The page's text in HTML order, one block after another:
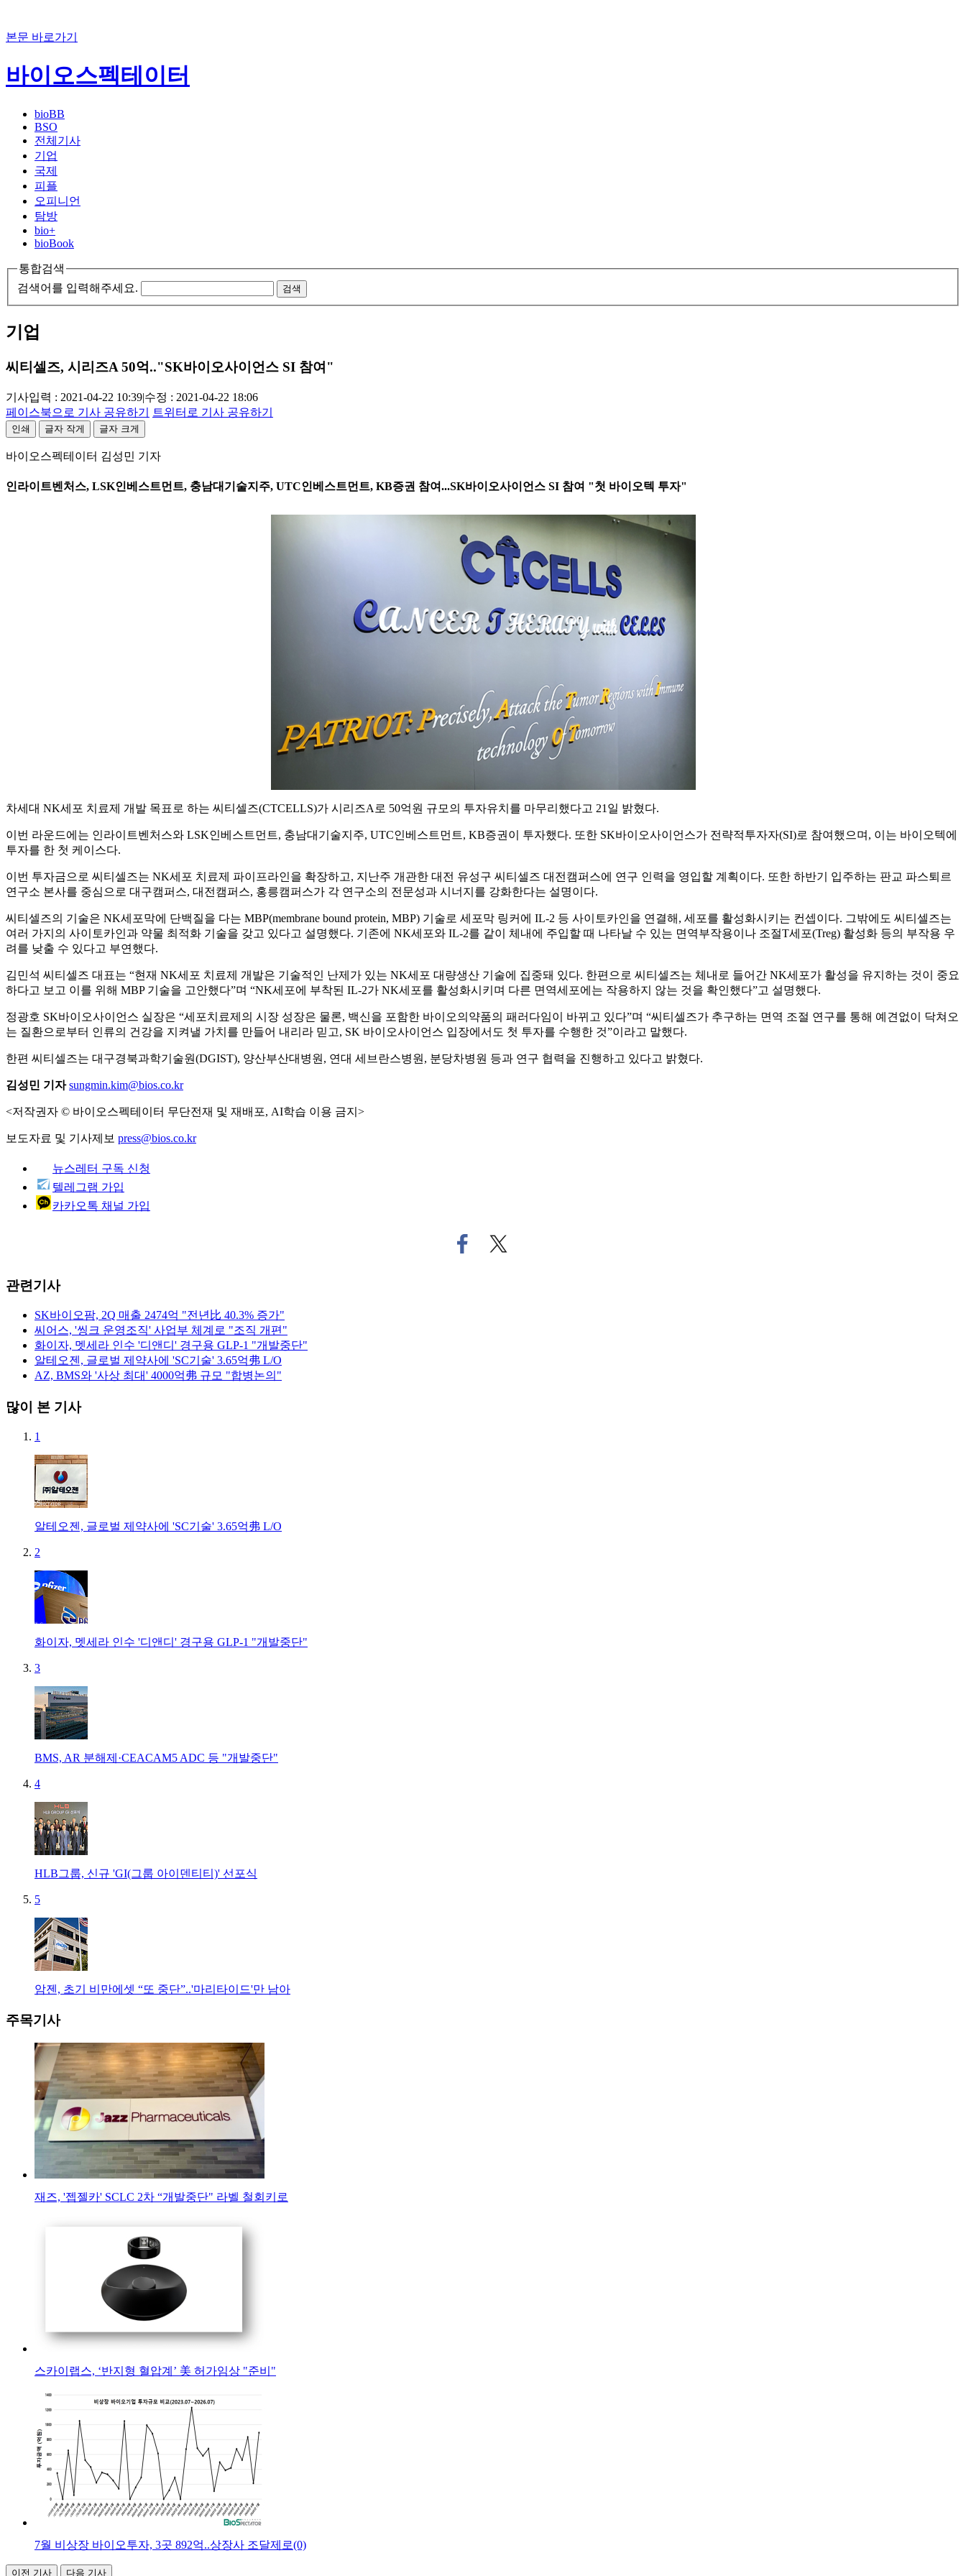
본문 바로가기
바이오스펙테이터
bioBB
BSO
전체기사
기업
국제
피플
오피니언
탐방
bio+
bioBook
통합검색
검색어를 입력해주세요.
검색
기업
씨티셀즈, 시리즈A 50억.."SK바이오사이언스 SI 참여"
기사입력 : 2021-04-22 10:39|수정 : 2021-04-22 18:06
페이스북으로 기사 공유하기
트위터로 기사 공유하기
인쇄 글자 작게 글자 크게
바이오스펙테이터 김성민 기자
인라이트벤처스, LSK인베스트먼트, 충남대기술지주, UTC인베스트먼트, KB증권 참여...SK바이오사이언스 SI 참여 "첫 바이오텍 투자"
차세대 NK세포 치료제 개발 목표로 하는 씨티셀즈(CTCELLS)가 시리즈A로 50억원 규모의 투자유치를 마무리했다고 21일 밝혔다.
이번 라운드에는 인라이트벤처스와 LSK인베스트먼트, 충남대기술지주, UTC인베스트먼트, KB증권이 투자했다. 또한 SK바이오사이언스가 전략적투자자(SI)로 참여했으며, 이는 바이오텍에
투자를 한 첫 케이스다.
이번 투자금으로 씨티셀즈는 NK세포 치료제 파이프라인을 확장하고, 지난주 개관한 대전 유성구 씨티셀즈 대전캠퍼스에 연구 인력을 영입할 계획이다. 또한 하반기 입주하는 판교 파스퇴르
연구소 본사를 중심으로 대구캠퍼스, 대전캠퍼스, 홍릉캠퍼스가 각 연구소의 전문성과 시너지를 강화한다는 설명이다.
씨티셀즈의 기술은 NK세포막에 단백질을 다는 MBP(membrane bound protein, MBP) 기술로 세포막 링커에 IL-2 등 사이토카인을 연결해, 세포를 활성화시키는 컨셉이다. 그밖에도 씨티셀즈는
여러 가지의 사이토카인과 약물 최적화 기술을 갖고 있다고 설명했다. 기존에 NK세포와 IL-2를 같이 체내에 주입할 때 나타날 수 있는 면역부작용이나 조절T세포(Treg) 활성화 등의 부작용 우
려를 낮출 수 있다고 부연했다.
김민석 씨티셀즈 대표는 “현재 NK세포 치료제 개발은 기술적인 난제가 있는 NK세포 대량생산 기술에 집중돼 있다. 한편으로 씨티셀즈는 체내로 들어간 NK세포가 활성을 유지하는 것이 중요
하다고 보고 이를 위해 MBP 기술을 고안했다”며 “NK세포에 부착된 IL-2가 NK세포를 활성화시키며 다른 면역세포에는 작용하지 않는 것을 확인했다”고 설명했다.
정광호 SK바이오사이언스 실장은 “세포치료제의 시장 성장은 물론, 백신을 포함한 바이오의약품의 패러다임이 바뀌고 있다”며 “씨티셀즈가 추구하는 면역 조절 연구를 통해 예견없이 닥쳐오
는 질환으로부터 인류의 건강을 지켜낼 가치를 만들어 내리라 믿고, SK 바이오사이언스 입장에서도 첫 투자를 수행한 것”이라고 말했다.
한편 씨티셀즈는 대구경북과학기술원(DGIST), 양산부산대병원, 연대 세브란스병원, 분당차병원 등과 연구 협력을 진행하고 있다고 밝혔다.
김성민 기자 sungmin.kim@bios.co.kr
<저작권자 © 바이오스펙테이터 무단전재 및 재배포, AI학습 이용 금지>
보도자료 및 기사제보 press@bios.co.kr
뉴스레터 구독 신청
텔레그램 가입
카카오톡 채널 가입
페
이
트
위
관련기사
SK바이오팜, 2Q 매출 2474억 "전년比 40.3% 증가"
씨어스, '씽크 운영조직' 사업부 체계로 "조직 개편"
화이자, 멧세라 인수 '디앤디' 경구용 GLP-1 "개발중단"
알테오젠, 글로벌 제약사에 'SC기술' 3.65억弗 L/O
AZ, BMS와 '사상 최대' 4000억弗 규모 "합병논의"
많이 본 기사
1
알테오젠, 글로벌 제약사에 'SC기술' 3.65억弗 L/O
2
화이자, 멧세라 인수 '디앤디' 경구용 GLP-1 "개발중단"
3
BMS, AR 분해제·CEACAM5 ADC 등 "개발중단"
4
HLB그룹, 신규 'GI(그룹 아이덴티티)' 선포식
5
암젠, 초기 비만에셋 “또 중단”..'마리타이드'만 남아
주목기사
재즈, '젭젤카' SCLC 2차 “개발중단" 라벨 철회키로
스카이랩스, ‘반지형 혈압계’ 美 허가임상 "준비"
7월 비상장 바이오투자, 3곳 892억..상장사 조달제로(0)
이전 기사 다음 기사